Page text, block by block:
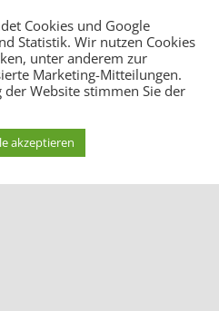
Cookies und Google
Statistik. Wir nutzen Cookies
unter anderem zur
Marketing-Mitteilungen.
Website stimmen Sie der
akzeptieren